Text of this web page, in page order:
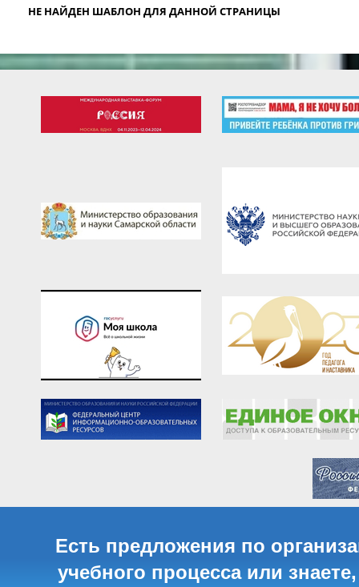
НЕ НАЙДЕН ШАБЛОН ДЛЯ ДАННОЙ СТРАНИЦЫ
Есть предложения по
учебного процесса или знаете,